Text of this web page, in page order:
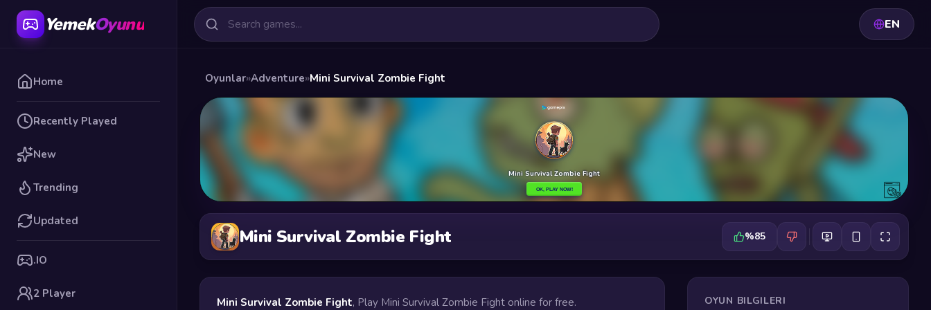
YemekOyunu
Home
Recently Played
New
Trending
Updated
.IO
2 Player
EN
Oyunlar»Adventure»Mini Survival Zombie Fight
Mini Survival Zombie Fight %85
Mini Survival Zombie Fight, Play Mini Survival Zombie Fight online for free. OYUN BILGILERI